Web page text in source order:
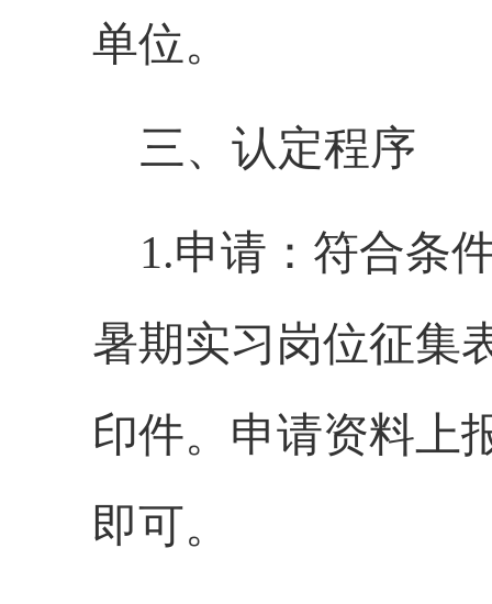
单位。
三、认定程序
1.申请：符合条
暑期实习岗位征集
印件。申请资料上
即可。